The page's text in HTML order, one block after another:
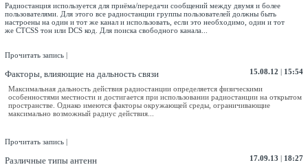
Радиостанция используется для приёма/передачи сообщений между двумя и более
пользователями. Для этого все радиостанции группы пользователей должны быть
настроены на один и тот же канал и использовать, если это необходимо, один и тот
же CTCSS тон или DCS код. Для поиска свободного канала...
Прочитать запись |
Факторы, влияющие на дальность связи 15.08.12 | 15:54
Максимальная дальность действия радиостанции определяется физическими
особенностями местности и достигается при использовании радиостанции на открытом
пространстве. Однако имеются факторы окружающей среды, ограничивающие
максимально возможный радиус действия...
Прочитать запись |
Различные типы антенн 17.09.13 | 18:27